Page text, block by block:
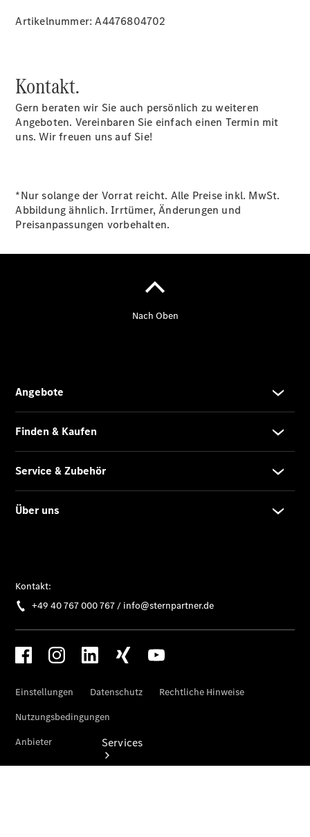
- elektrisch
Vito
- elektrisch
Vito Mixto
Vito Tourer
Tourer -
eCitan
Citan
Tourer
Services
Artikelnummer: A4476804702
Kontakt.
Gern beraten wir Sie auch persönlich zu weiteren
Angeboten. Vereinbaren Sie einfach einen Termin mit
uns. Wir freuen uns auf Sie!
*Nur solange der Vorrat reicht. Alle Preise inkl. MwSt.
Abbildung ähnlich. Irrtümer, Änderungen und
Preisanpassungen vorbehalten.